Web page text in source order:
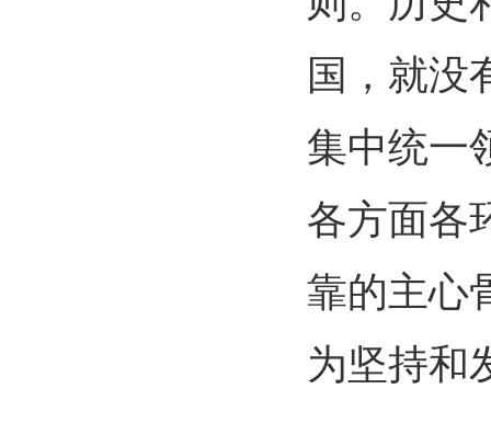
国，就没
集中统一
各方面各
靠的主心
为坚持和